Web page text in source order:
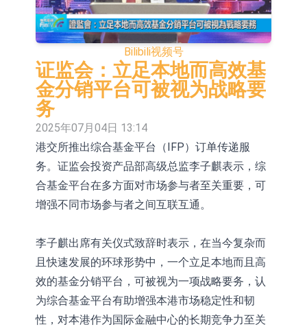
CPU与GPU构建
博腾股份(300363.CN)涨20.02%
日韩股市收盘双双下跌
依米康：海外交付以东南亚、中东市
场为主 并已取得欧美相关认证
上交所：财通多策略福鑫定期开放灵
活配置混合型发起式证券投资基金临
时停牌
上交所：景顺长城全球半导体芯片产
业股票型证券投资基金临时停牌
【异动股】港股跌幅榜前十，卡森国
际(00496.HK)跌22.40%，九福来
(08611.HK)跌21.01%
【异动股】港股涨幅榜前十，拿森科
技(02261.HK)涨+75.05%，辰兴发展
(02286.HK)涨+64.91%
神火股份：新疆神火铝水转化率已
100%
【异动股】焦炭Ⅲ板块下挫，陕西黑
采取出具警示函措施
山金国际：港股上市工作正常推进中
Bilibili视频号
证监会：立足本地而高效基
金分销平台可被视为战略要
务
2025年07月04日 13:14
港交所推出综合基金平台（IFP）订单传递服
务。证监会投资产品部高级总监李子麒表示，综
合基金平台在多方面对市场参与者至关重要，可
增强不同市场参与者之间互联互通。
李子麒出席有关仪式致辞时表示，在当今复杂而
且快速发展的环球形势中，一个立足本地而且高
效的基金分销平台，可被视为一项战略要务，认
为综合基金平台有助增强本港市场稳定性和韧
性，对本港作为国际金融中心的长期竞争力至关